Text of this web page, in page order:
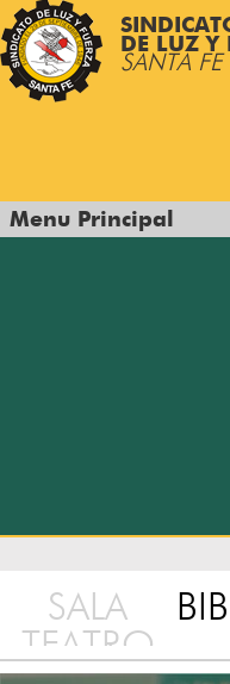
DE LUZ Y
SANTA FE
Menu Principal
SALA
TEATRO